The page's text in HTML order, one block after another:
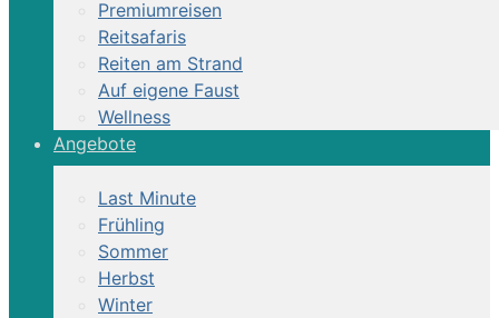
Premiumreisen
Reitsafaris
Reiten am Strand
Auf eigene Faust
Wellness
Angebote
Last Minute
Frühling
Sommer
Herbst
Winter